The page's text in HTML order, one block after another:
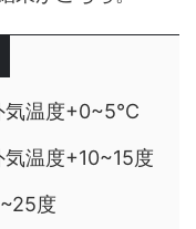
気温度+0~5℃
温度+10~15度
度